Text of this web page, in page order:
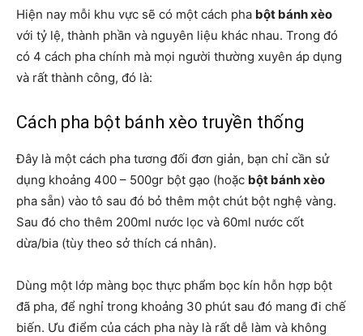
Hiện nay mỗi khu vực sẽ có một cách pha bột bánh xèo
với tỷ lệ, thành phần và nguyên liệu khác nhau. Trong đó
có 4 cách pha chính mà mọi người thường xuyên áp dụng
và rất thành công, đó là:
Cách pha bột bánh xèo truyền thống
Đây là một cách pha tương đối đơn giản, bạn chỉ cần sử
dụng khoảng 400 – 500gr bột gạo (hoặc bột bánh xèo
pha sẵn) vào tô sau đó bỏ thêm một chút bột nghệ vàng.
Sau đó cho thêm 200ml nước lọc và 60ml nước cốt
dừa/bia (tùy theo sở thích cá nhân).
Dùng một lớp màng bọc thực phẩm bọc kín hỗn hợp bột
đã pha, để nghỉ trong khoảng 30 phút sau đó mang đi chế
biến. Ưu điểm của cách pha này là rất dễ làm và không